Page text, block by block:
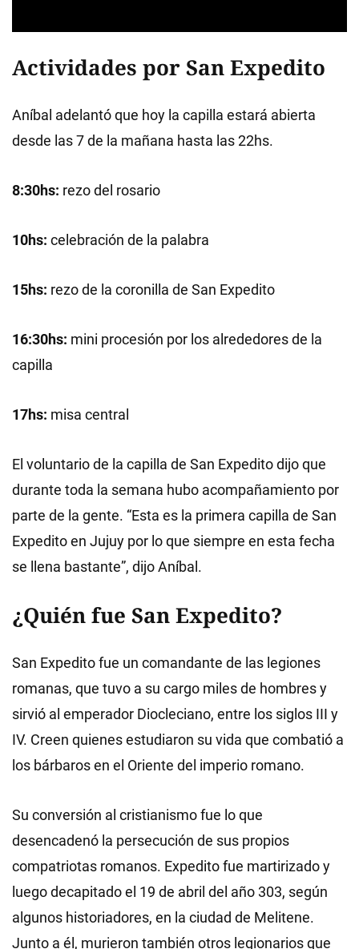
Actividades por San Expedito
Aníbal adelantó que hoy la capilla estará abierta
desde las 7 de la mañana hasta las 22hs.
8:30hs: rezo del rosario
10hs: celebración de la palabra
15hs: rezo de la coronilla de San Expedito
16:30hs: mini procesión por los alrededores de la
capilla
17hs: misa central
El voluntario de la capilla de San Expedito dijo que
durante toda la semana hubo acompañamiento por
parte de la gente. “Esta es la primera capilla de San
Expedito en Jujuy por lo que siempre en esta fecha
se llena bastante”, dijo Aníbal.
¿Quién fue San Expedito?
San Expedito fue un comandante de las legiones
romanas, que tuvo a su cargo miles de hombres y
sirvió al emperador Diocleciano, entre los siglos III y
IV. Creen quienes estudiaron su vida que combatió a
los bárbaros en el Oriente del imperio romano.
Su conversión al cristianismo fue lo que
desencadenó la persecución de sus propios
compatriotas romanos. Expedito fue martirizado y
luego decapitado el 19 de abril del año 303, según
algunos historiadores, en la ciudad de Melitene.
Junto a él, murieron también otros legionarios que